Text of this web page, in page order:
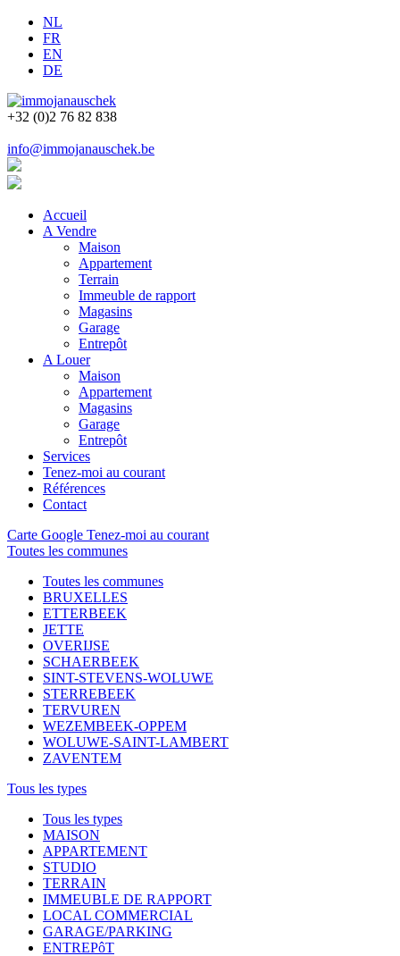
NL
FR
EN
DE
+32 (0)2 76 82 838
info@immojanauschek.be
Accueil
A Vendre
Maison
Appartement
Terrain
Immeuble de rapport
Magasins
Garage
Entrepôt
A Louer
Maison
Appartement
Magasins
Garage
Entrepôt
Services
Tenez-moi au courant
Références
Contact
Carte Google Tenez-moi au courant
Toutes les communes
Toutes les communes
BRUXELLES
ETTERBEEK
JETTE
OVERIJSE
SCHAERBEEK
SINT-STEVENS-WOLUWE
STERREBEEK
TERVUREN
WEZEMBEEK-OPPEM
WOLUWE-SAINT-LAMBERT
ZAVENTEM
Tous les types
Tous les types
MAISON
APPARTEMENT
STUDIO
TERRAIN
IMMEUBLE DE RAPPORT
LOCAL COMMERCIAL
GARAGE/PARKING
ENTREPôT